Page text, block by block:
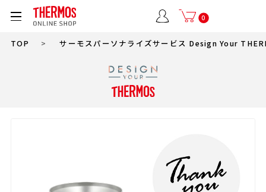
0
TOP > サーモスパーソナライズサービス Design Your